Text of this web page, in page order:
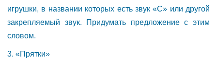
игрушки, в названии которых есть звук «С» или другой
закрепляемый звук. Придумать предложение с этим
словом.
3. «Прятки»